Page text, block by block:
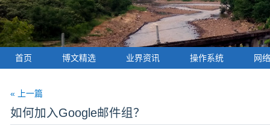
首页 博文精选 业界资讯 操作系统 网
« 上一篇
如何加入Google邮件组？